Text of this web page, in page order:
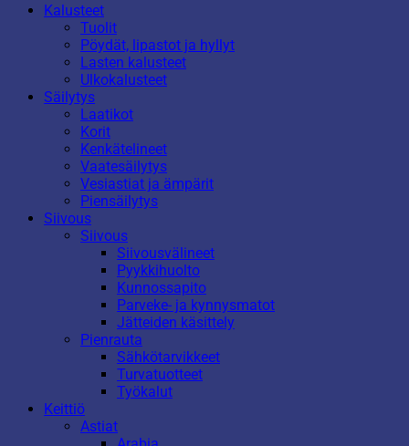
Kalusteet
Tuolit
Pöydät, lipastot ja hyllyt
Lasten kalusteet
Ulkokalusteet
Säilytys
Laatikot
Korit
Kenkätelineet
Vaatesäilytys
Vesiastiat ja ämpärit
Piensäilytys
Siivous
Siivous
Siivousvälineet
Pyykkihuolto
Kunnossapito
Parveke- ja kynnysmatot
Jätteiden käsittely
Pienrauta
Sähkötarvikkeet
Turvatuotteet
Työkalut
Keittiö
Astiat